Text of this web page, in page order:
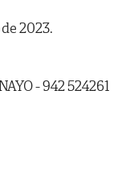
2023.
- 942 524261